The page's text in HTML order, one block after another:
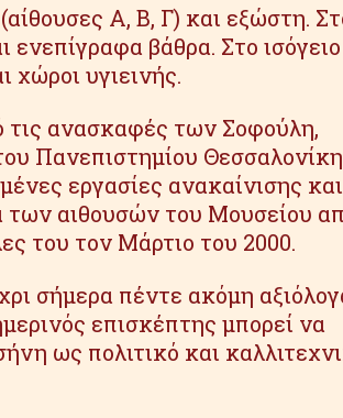
Α, Β, Γ) και εξώστη.
βάθρα. Στο ισόγειο
χώροι υγιεινής.
ανασκαφές των Σοφούλη,
Πανεπιστημίου
εργασίες ανακαίνισης και
των αιθουσών του Μουσείου
του τον Μάρτιο του 2000.
σήμερα πέντε ακόμη
επισκέπτης μπορεί να
ως πολιτικό και